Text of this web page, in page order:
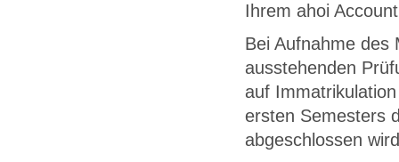
Ihrem ahoi
Bei Aufnahme des
ausstehenden
auf
ersten Semesters
abgeschlossen